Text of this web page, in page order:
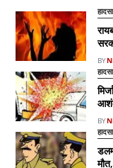
हादसा
BY
हादसा
BY
हादसा